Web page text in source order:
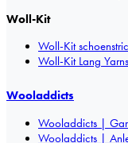
Woll-Kit
Woll-Kit
Woll-Kit Lang
Wooladdicts
Wooladdicts |
Wooladdicts |